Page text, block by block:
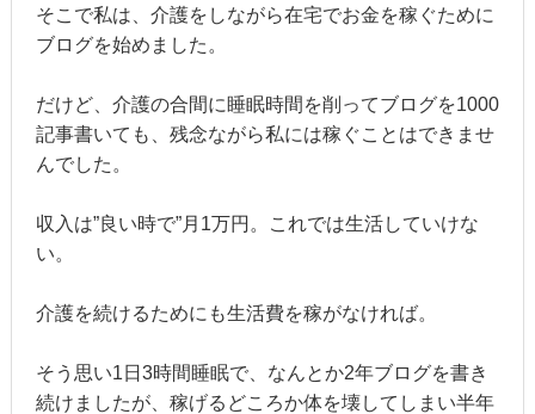
そこで私は、介護をしながら在宅でお金を稼ぐために
ブログを始めました。
だけど、介護の合間に睡眠時間を削ってブログを1000
記事書いても、残念ながら私には稼ぐことはできませ
んでした。
収入は”良い時で”月1万円。これでは生活していけな
い。
介護を続けるためにも生活費を稼がなければ。
そう思い1日3時間睡眠で、なんとか2年ブログを書き
続けましたが、稼げるどころか体を壊してしまい半年